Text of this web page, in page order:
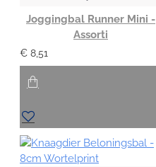
Joggingbal Runner Mini -
Assorti
€ 8,51